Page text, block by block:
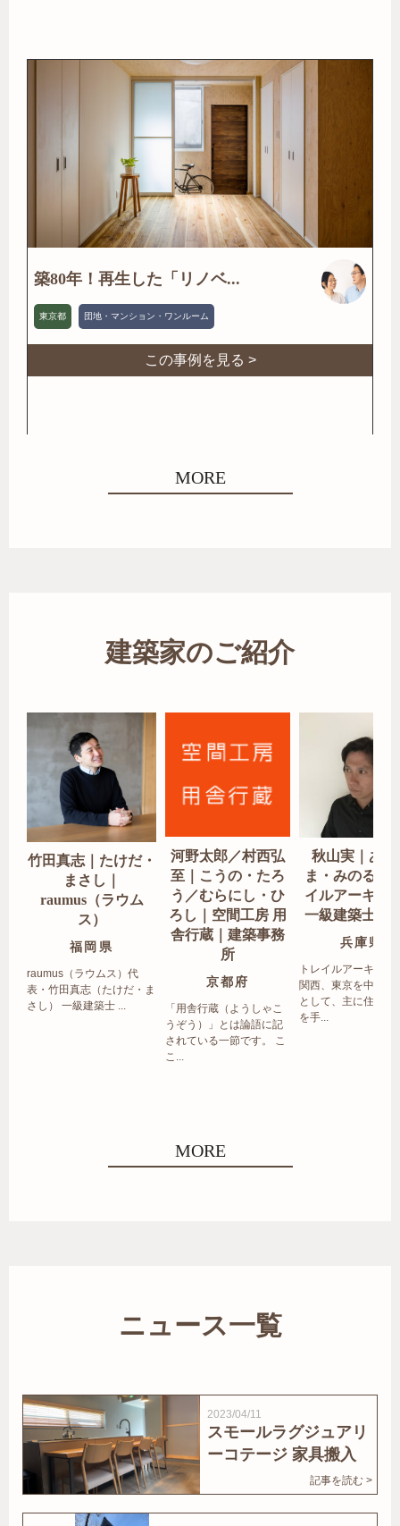
築80年！再生した「リノベ...
東京都 団地・マンション・ワンルーム
この事例を見る >
MORE
建築家のご紹介
竹田真志｜たけだ・
まさし｜
raumus（ラウム
ス）
福岡県
raumus（ラウムス）代
表・竹田真志（たけだ・ま
さし） 一級建築士 ...
河野太郎／村西弘
至｜こうの・たろ
う／むらにし・ひ
ろし｜空間工房 用
舎行蔵｜建築事務
所
京都府
「用舎行蔵（ようしゃこ
うぞう）」とは論語に記
されている一節です。 こ
こ...
秋山実｜あき
ま・みのる｜
イルアーキテ
一級建築士事
兵庫県
トレイルアーキテク
関西、東京を中心エ
として、主に住宅の
を手...
MORE
ニュース一覧
2023/04/11
スモールラグジュアリ
ーコテージ 家具搬入
記事を読む >